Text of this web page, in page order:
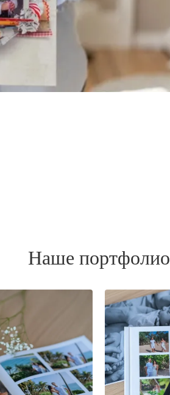
Наше портфолио